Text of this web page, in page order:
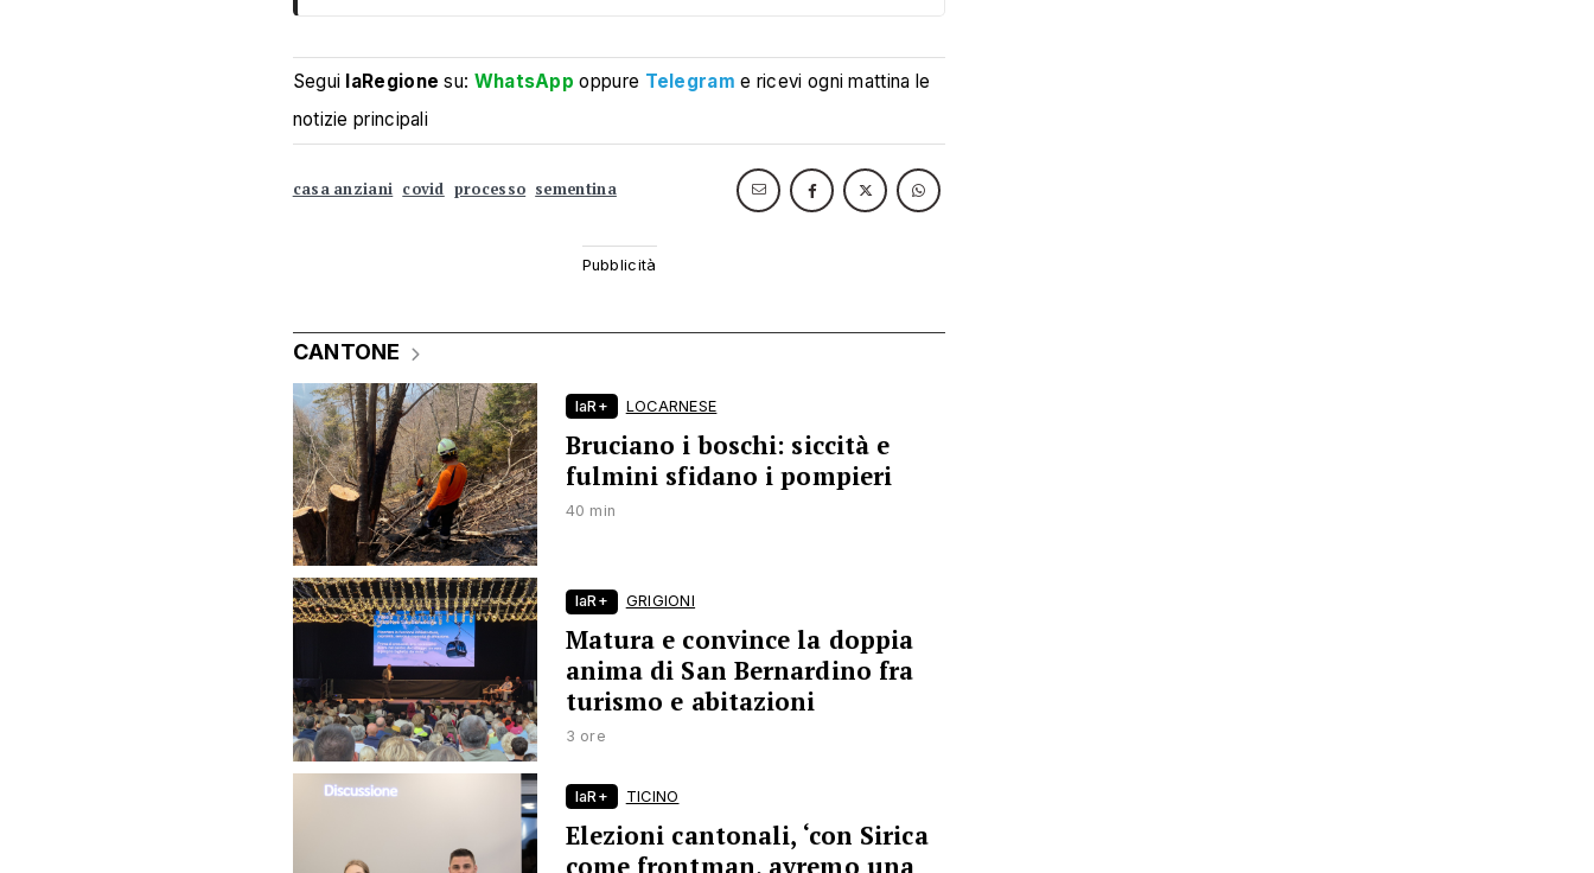
Segui laRegione su: WhatsApp oppure Telegram e ricevi ogni mattina le
notizie principali
casa anziani covid processo sementina
CANTONE
laR+ LOCARNESE
Bruciano i boschi: siccità e
fulmini sfidano i pompieri
40 min
laR+ GRIGIONI
Matura e convince la doppia
anima di San Bernardino fra
turismo e abitazioni
3 ore
laR+ TICINO
Elezioni cantonali, ‘con Sirica
come frontman, avremo una